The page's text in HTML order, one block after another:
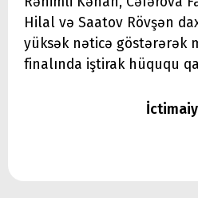
Hilal və Saatov Rövşən
yüksək nəticə göstərərək
finalında iştirak hüququ